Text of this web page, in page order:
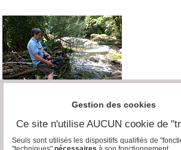
Gestion des cookies
Ce site n'utilise AUCUN cookie de
Seuls sont utilisés les dispositifs qualifiés de